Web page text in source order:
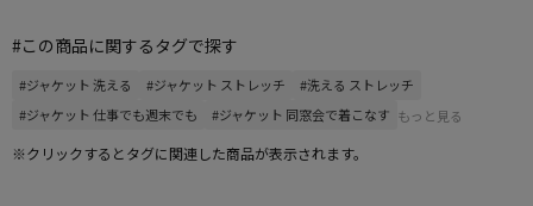
#この商品に関するタグで探す
#ジャケット 洗える #ジャケット ストレッチ
#洗える ストレッチ
#ジャケット 仕事でも週末でも
#ジャケット 同窓会で着こなす もっと見る
※クリックするとタグに関連した商品が表示されます。